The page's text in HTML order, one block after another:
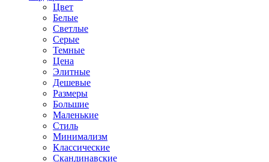
Цвет
Белые
Светлые
Серые
Темные
Цена
Элитные
Дешевые
Размеры
Большие
Маленькие
Стиль
Минимализм
Классические
Скандинавские